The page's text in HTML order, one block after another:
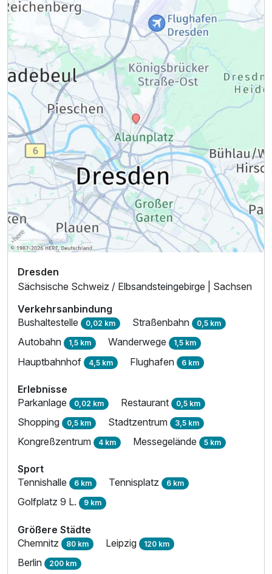
Dresden
Sächsische Schweiz / Elbsandsteingebirge | Sachsen
Verkehrsanbindung
Bushaltestelle 0,02 km Straßenbahn 0,5 km
Autobahn 1,5 km Wanderwege 1,5 km
Hauptbahnhof 4,5 km Flughafen 6 km
Erlebnisse
Parkanlage 0,02 km Restaurant 0,5 km
Shopping 0,5 km Stadtzentrum 3,5 km
Kongreßzentrum 4 km Messegelände 5 km
Sport
Tennishalle 6 km Tennisplatz 6 km
Golfplatz 9 L. 9 km
Größere Städte
Chemnitz 80 km Leipzig 120 km
Berlin 200 km